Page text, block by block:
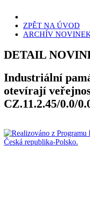
ZPĚT NA ÚVOD
ARCHÍV
DETAIL
Industriální
otevírají
CZ.11.2.45/0.0/